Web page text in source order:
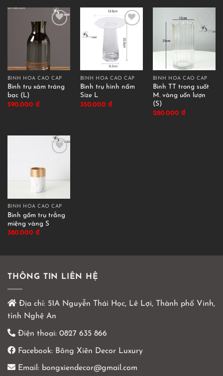
BÌNH HOA CAO CẤP
Bình trụ xám tráng
bạc (L)
590.000 ₫
BÌNH HOA CAO CẤP
Bình trụ hình nấm
Size L
350.000 ₫
BÌNH HOA CAO CẤP
Bình TT trong suốt
M. vàng uốn lượn
(S)
280.000 ₫
BÌNH HOA CAO CẤP
Bình gốm trụ trắng
miệng vàng S
380.000 ₫
THÔNG TIN LIÊN HỆ
Địa chỉ: 51A Nguyễn Thái Học, Lê Lợi, Thành phố Vinh,
tỉnh Nghệ An
Điện thoại: 0827 635 866
Facebook: Bông Xiên Decor Luxury
Email: bongxiendecor@gmail.com